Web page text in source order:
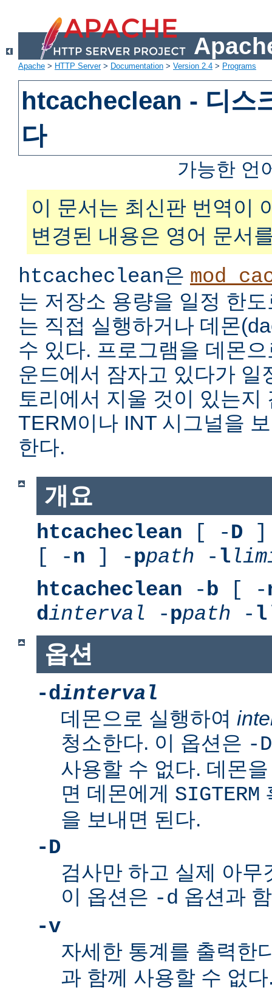
Apache > HTTP Server> Documentation > Version 2.4 > Programs
htcacheclean - 디스
다
가능한 언
이 문서는 최신판 번역이
변경된 내용은 영어 문서
htcacheclean은
는 저장소 용량을 일정 한
는 직접 실행하거나 데몬
수 있다. 프로그램을 데몬
운드에서 잠자고 있다가 일
토리에서 지울 것이 있는지
TERM이나 INT 시그널을
한다.
개요
htcacheclean [ -D ]
[ -n ] -ppath - l
htcacheclean -b [ -
dinterval -ppath - l
옵션
-dinterval
데몬으로 실행하여
청소한다. 이 옵션은 -D
사용할 수 없다. 데몬
면 데몬에게 SIGTERM
을 보내면 된다.
-D
검사만 하고 실제 아무
이 옵션은 -d 옵션과
-v
자세한 통계를 출력한
과 함께 사용할 수 없